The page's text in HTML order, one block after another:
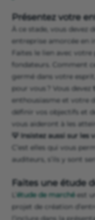
Présentez votre
À ce stade, vous
entreprise amorcée en
Faites le lien avec
fondateurs. Comment
germé dans votre
pour vous ? Vous devez
enthousiasme et votre
définir vos objectifs et
vous aideront à les
💡 Insistez aussi sur les
C’est elles qui vous
auditeurs, s’ils y sont
Faites une étude
étude de marchéest
projet de création